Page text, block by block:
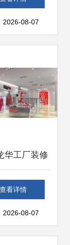
准_新浪地
2026-08-07
华工厂装修
效与安全的
装修工程
查看详情
2026-08-07